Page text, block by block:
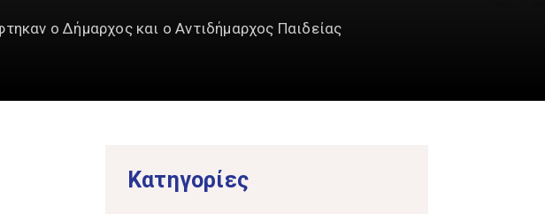
ο Δήμαρχος και ο Αντιδήμαρχος Παιδείας
Kατηγορίες